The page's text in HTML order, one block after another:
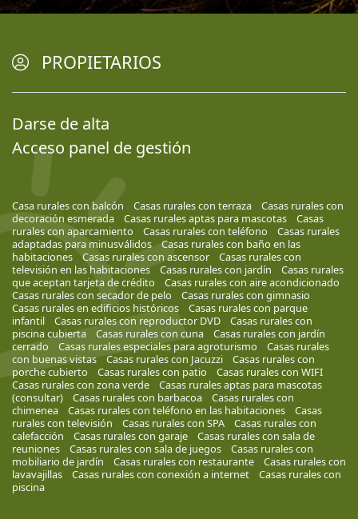
PROPIETARIOS
Darse de alta
Acceso panel de gestión
Casa rurales con balcón Casas rurales con terraza
Casas rurales con
decoración esmerada
Casas rurales aptas para mascotas
Casas
rurales con aparcamiento
Casas rurales con teléfono
Casas rurales
adaptadas para minusválidos
Casas rurales con baño en las
habitaciones
Casas rurales con ascensor
Casas rurales con
televisión en las habitaciones
Casas rurales con jardín
Casas rurales
que aceptan tarjeta de crédito
Casas rurales con aire acondicionado
Casas rurales con secador de pelo
Casas rurales con gimnasio
Casas rurales en edificios históricos
Casas rurales con parque
infantil
Casas rurales con reproductor DVD
Casas rurales con
piscina cubierta
Casas rurales con cuna
Casas rurales con jardín
cerrado
Casas rurales especiales para agroturismo
Casas rurales
con buenas vistas
Casas rurales con Jacuzzi
Casas rurales con
porche cubierto
Casas rurales con patio
Casas rurales con WIFI
Casas rurales con zona verde
Casas rurales aptas para mascotas
(consultar)
Casas rurales con barbacoa
Casas rurales con
chimenea
Casas rurales con teléfono en las habitaciones
Casas
rurales con televisión
Casas rurales con SPA
Casas rurales con
calefacción
Casas rurales con garaje
Casas rurales con sala de
reuniones
Casas rurales con sala de juegos
Casas rurales con
mobiliario de jardín
Casas rurales con restaurante
Casas rurales con
lavavajillas
Casas rurales con conexión a internet
Casas rurales con
piscina